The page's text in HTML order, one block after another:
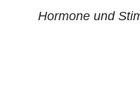
Hormone und